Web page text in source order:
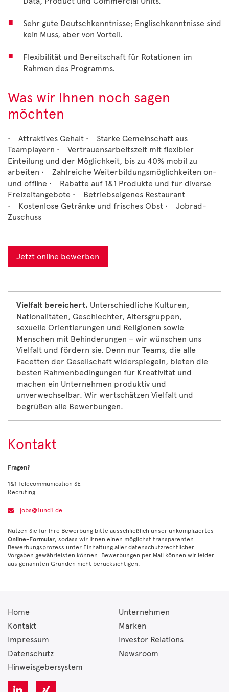
Sehr gute Deutschkenntnisse; Englischkenntnisse sind
kein Muss, aber von Vorteil.
Flexibilität und Bereitschaft für Rotationen im
Rahmen des Programms.
Was wir Ihnen noch sagen
möchten
• Attraktives Gehalt • Starke Gemeinschaft aus
Teamplayern • Vertrauensarbeitszeit mit flexibler
Einteilung und der Möglichkeit, bis zu 40% mobil zu
arbeiten • Zahlreiche Weiterbildungsmöglichkeiten on-
und offline • Rabatte auf 1&1 Produkte und für diverse
Freizeitangebote • Betriebseigenes Restaurant
• Kostenlose Getränke und frisches Obst • Jobrad-
Zuschuss
Jetzt online bewerben
Vielfalt bereichert. Unterschiedliche Kulturen,
Nationalitäten, Geschlechter, Altersgruppen,
sexuelle Orientierungen und Religionen sowie
Menschen mit Behinderungen – wir wünschen uns
Vielfalt und fördern sie. Denn nur Teams, die alle
Facetten der Gesellschaft widerspiegeln, bieten die
besten Rahmenbedingungen für Kreativität und
machen ein Unternehmen produktiv und
unverwechselbar. Wir wertschätzen Vielfalt und
begrüßen alle Bewerbungen.
Kontakt
Fragen?
1&1 Telecommunication SE
Recruting
jobs@1und1.de
Nutzen Sie für Ihre Bewerbung bitte ausschließlich unser unkompliziertes
Online-Formular, sodass wir Ihnen einen möglichst transparenten
Bewerbungsprozess unter Einhaltung aller datenschutzrechtlicher
Vorgaben gewährleisten können. Bewerbungen per Mail können wir leider
aus genannten Gründen nicht berücksichtigen.
Home
Kontakt
Impressum
Datenschutz
Hinweisgebersystem
Unternehmen
Marken
Investor Relations
Newsroom